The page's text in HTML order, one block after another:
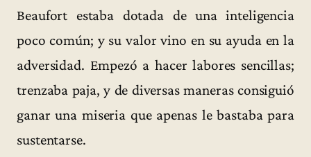
Beaufort estaba dotada de una inteligencia
poco común; y su valor vino en su ayuda en la
adversidad. Empezó a hacer labores sencillas;
trenzaba paja, y de diversas maneras consiguió
ganar una miseria que apenas le bastaba para
sustentarse.